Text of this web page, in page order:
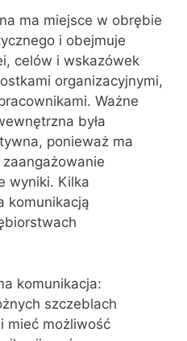
ma miejsce w obrębie
i obejmuje
celów i wskazówek
organizacyjnymi,
Ważne
była
ponieważ ma
wyniki. Kilka
komunikacją
komunikacja:
szczeblach
mieć możliwość